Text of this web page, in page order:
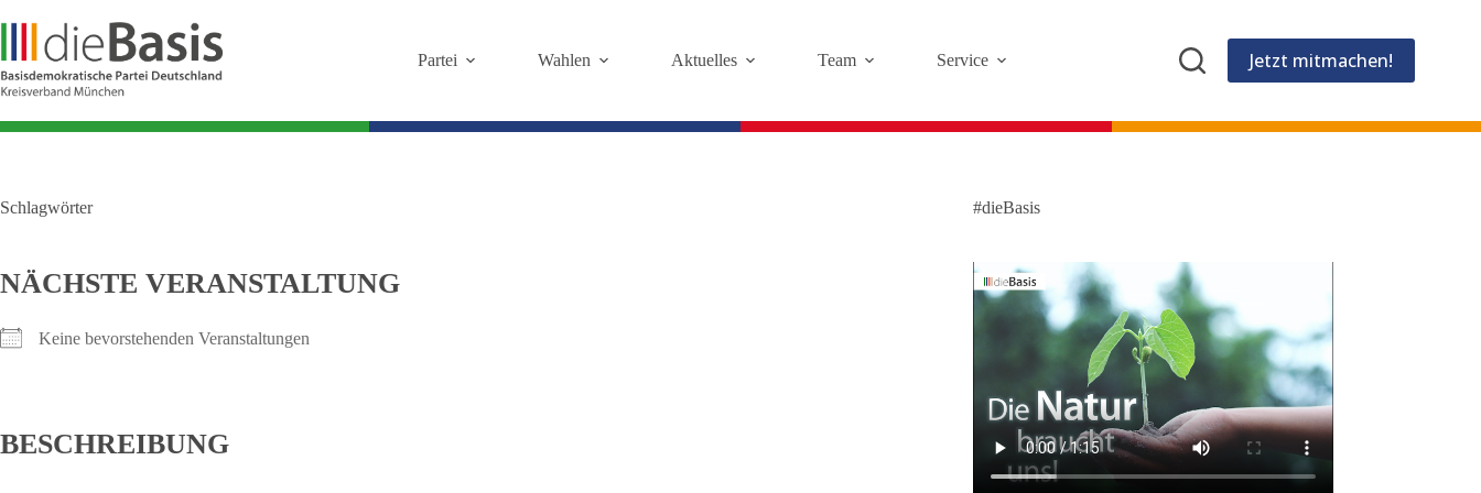
Inhalt
springen
Partei Wahlen Aktuelles Team Service Jetzt mitmachen!
Schlagwörter
NÄCHSTE VERANSTALTUNG
Keine bevorstehenden Veranstaltungen
BESCHREIBUNG
#dieBasis